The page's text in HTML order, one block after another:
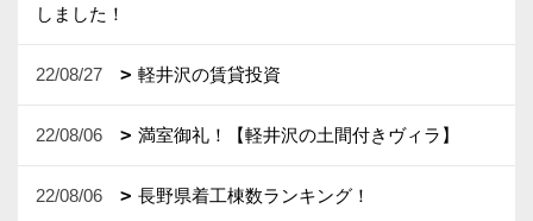
しました！
22/08/27 軽井沢の賃貸投資
22/08/06 満室御礼！【軽井沢の土間付きヴィラ】
22/08/06 長野県着工棟数ランキング！